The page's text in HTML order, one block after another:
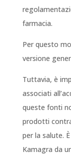
farmacia.
Per questo
versione
Tuttavia, è
associati
queste fonti
prodotti
per la salute.
Kamagra da